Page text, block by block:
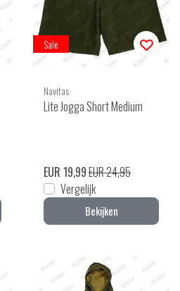
Sale
Navitas
Lite Jogga Short Medium
EUR 19,99EUR 24,95
Vergelijk
Bekijken